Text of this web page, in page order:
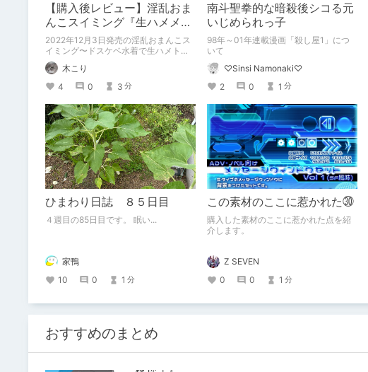
【購入後レビュー】淫乱おま
んこスイミング『生ハメメソ
ッド』とは何なのか？
2022年12月3日発売の淫乱おまんこス
イミング〜ドスケベ水着で生ハメトレ
ーニング～のご紹介
木こり
4
0 3 分
南斗聖拳的な暗殺後シコる元
いじめられっ子
98年～01年連載漫画「殺し屋1」につ
いて
♡Sinsi Namonaki♡
2
0 1 分
ひまわり日誌 ８５日目
４週目の85日目です。 眠い...
家鴨
10
0 1 分
この素材のここに惹かれた㉚
購入した素材のここに惹かれた点を紹
介します。
Z SEVEN
0
0 1 分
おすすめのまとめ